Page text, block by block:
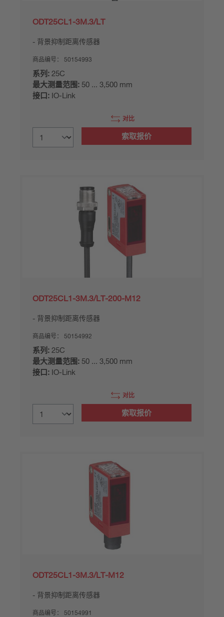
ODT25CL1-3M.3/LT
背景抑制距离传感器
商品编号： 50154993
系列: 25C
最大测量范围: 50 ... 3,500 mm
接口: IO-Link
对比
索取报价
ODT25CL1-3M.3/LT-200-M12
背景抑制距离传感器
商品编号： 50154992
系列: 25C
最大测量范围: 50 ... 3,500 mm
接口: IO-Link
对比
索取报价
ODT25CL1-3M.3/LT-M12
背景抑制距离传感器
商品编号： 50154991